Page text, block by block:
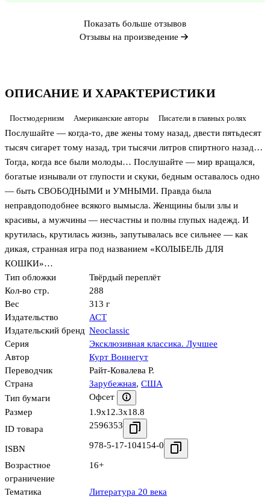
ОПИСАНИЕ И ХАРАКТЕРИСТИКИ
Постмодернизм Американские авторы Писатели в главных ролях
Послушайте — когда-то, две жены тому назад, двести пятьдесят
тысяч сигарет тому назад, три тысячи литров спиртного назад…
Тогда, когда все были молоды… Послушайте — мир вращался,
богатые изнывали от глупости и скуки, бедным оставалось одно
— быть СВОБОДНЫМИ и УМНЫМИ. Правда была
неправдоподобнее всякого вымысла. Женщины были злы и
красивы, а мужчины — несчастны и полны глупых надежд. И
крутилась, крутилась жизнь, запутывалась все сильнее — как
дикая, странная игра под названием «КОЛЫБЕЛЬ ДЛЯ
КОШКИ»…
Тип обложки
Твёрдый переплёт
Кол-во стр.
288
Вес
313 г
Издательство
АСТ
Издательский бренд Neoclassic
Серия
Эксклюзивная классика. Лучшее
Автор
Курт Воннегут
Переводчик
Райт-Ковалева Р.
Страна
Зарубежная, США
Тип бумаги
Офсет
Размер
1.9x12.3x18.8
ID товара
2596353
ISBN 978-5-17-104154-0
Возрастное
ограничение
16+
Тематика Литература 20 века
Показать больше отзывов
Отзывы на произведение